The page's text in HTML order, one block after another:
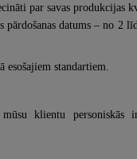
par savas produkcijas
datums – no 2
standartiem.
klientu personiskās